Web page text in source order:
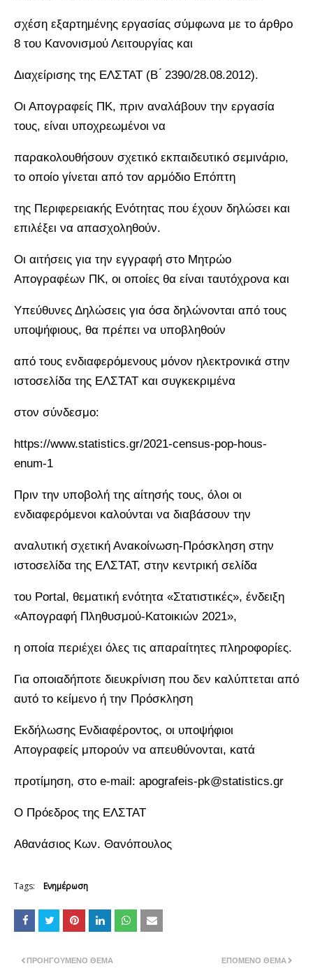
σχέση εξαρτημένης εργασίας σύμφωνα με το άρθρο
8 του Κανονισμού Λειτουργίας και
Διαχείρισης της ΕΛΣΤΑΤ (Β ́ 2390/28.08.2012).
Οι Απογραφείς ΠΚ, πριν αναλάβουν την εργασία
τους, είναι υποχρεωμένοι να
παρακολουθήσουν σχετικό εκπαιδευτικό σεμινάριο,
το οποίο γίνεται από τον αρμόδιο Επόπτη
της Περιφερειακής Ενότητας που έχουν δηλώσει και
επιλέξει να απασχοληθούν.
Οι αιτήσεις για την εγγραφή στο Μητρώο
Απογραφέων ΠΚ, οι οποίες θα είναι ταυτόχρονα και
Υπεύθυνες Δηλώσεις για όσα δηλώνονται από τους
υποψήφιους, θα πρέπει να υποβληθούν
από τους ενδιαφερόμενους μόνον ηλεκτρονικά στην
ιστοσελίδα της ΕΛΣΤΑΤ και συγκεκριμένα
στον σύνδεσμο:
https://www.statistics.gr/2021-census-pop-hous-
enum-1
Πριν την υποβολή της αίτησής τους, όλοι οι
ενδιαφερόμενοι καλούνται να διαβάσουν την
αναλυτική σχετική Ανακοίνωση-Πρόσκληση στην
ιστοσελίδα της ΕΛΣΤΑΤ, στην κεντρική σελίδα
του Portal, θεματική ενότητα «Στατιστικές», ένδειξη
«Απογραφή Πληθυσμού-Κατοικιών 2021»,
η οποία περιέχει όλες τις απαραίτητες πληροφορίες.
Για οποιαδήποτε διευκρίνιση που δεν καλύπτεται από
αυτό το κείμενο ή την Πρόσκληση
Εκδήλωσης Ενδιαφέροντος, οι υποψήφιοι
Απογραφείς μπορούν να απευθύνονται, κατά
προτίμηση, στο e-mail: apografeis-pk@statistics.gr
Ο Πρόεδρος της ΕΛΣΤΑΤ
Αθανάσιος Κων. Θανόπουλος
Tags: Ενημέρωση
ΕΠΌΜΕΝΟ ΘΈΜΑ
ΠΡΟΗΓΟΎΜΕΝΟ ΘΈΜΑ